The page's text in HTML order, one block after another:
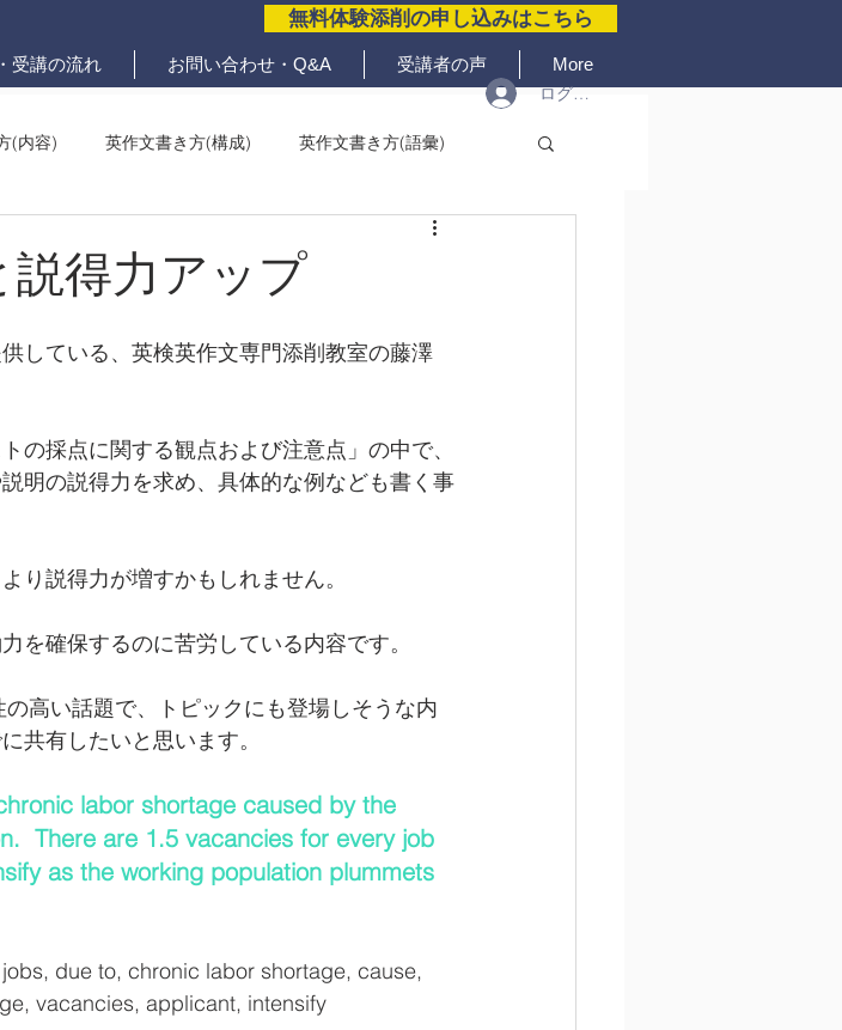
無料体験添削の申し込みはこちら
受講の流れ お問い合わせ・Q&A 受講者の声 More
ログイン
(内容) 英作文書き方(構成) 英作文書き方(語彙)
説得力アップ
している、英検英作文専門添削教室の藤澤
の採点に関する観点および注意点」の中で、
明の説得力を求め、具体的な例なども書く事
り説得力が増すかもしれません。
を確保するのに苦労している内容です。
高い話題で、トピックにも登場しそうな内
共有したいと思います。
labor shortage caused by the
There are 1.5 vacancies for every job
as the working population plummets
due to, chronic labor shortage, cause,
shrinking, working-age, vacancies, applicant, intensify